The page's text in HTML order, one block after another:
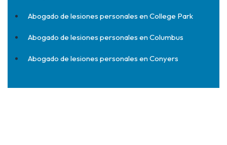
Abogado de lesiones personales en College Park
Abogado de lesiones personales en Columbus
Abogado de lesiones personales en Conyers